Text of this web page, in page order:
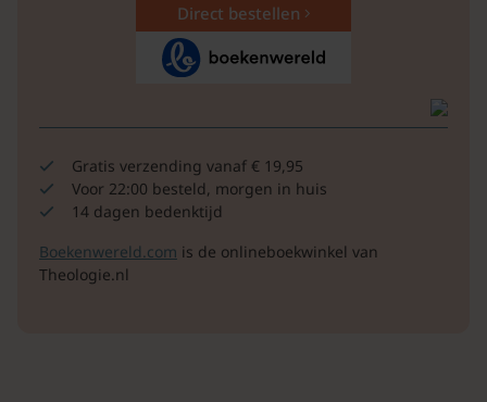
Direct bestellen
Gratis verzending vanaf € 19,95
Voor 22:00 besteld, morgen in huis
14 dagen bedenktijd
Boekenwereld.com is de onlineboekwinkel van
Theologie.nl